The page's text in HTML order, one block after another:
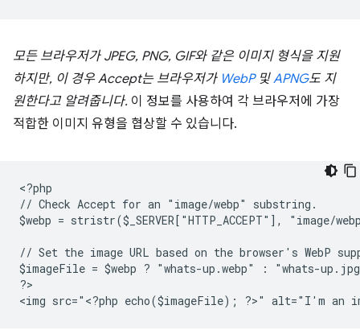
모든 브라우저가 JPEG, PNG, GIF와 같은 이미지 형식을 지원
하지만, 이 경우 Accept는 브라우저가 WebP및APNG도 지
원한다고 알려줍니다. 이 정보를 사용하여 각 브라우저에 가장
적합한 이미지 유형을 협상할 수 있습니다.
<?php
// Check Accept for an "image/webp" substring.
$webp = stristr($_SERVER["HTTP_ACCEPT"],
// Set the image URL based on the browser's WebP
$imageFile = $webp ? "whats-up.webp" : "whats-
?>
<img src="<?php echo($imageFile); ?>" alt="I'm an